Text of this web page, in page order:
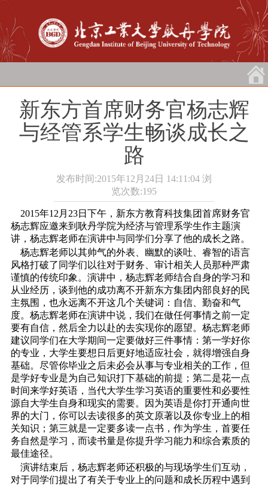
新东方首席财务官杨志辉
与经管系学生畅谈成长之
路
发布时间:2015年12月24日 14:11:04 浏
览次数:195
2015年12月23日下午，新东方教育科技集团首席财务官
杨志辉应邀来到耿丹学院为经济与管理系学生作主题演
讲，杨志辉老师在演讲中与同学们分享了他的成长之路。
杨志辉老师以其帅气的外表、幽默的谈吐、睿智的语言
风格打破了同学们以往对于财务、审计相关人员那种严肃
谨慎的传统印象。演讲中，杨志辉老师结合自身的学习和
从业经历，谈到他的成功离不开新东方集团内部良好的民
主氛围，也永远离不开这几个关键词：自信、勤奋和气
度。杨志辉老师在演讲中说，我们在做任何事情之前一定
要有自信，然后全力以赴的去实现你的愿望。杨志辉老师
建议同学们在大学期间一定要做好三件事情：第一学好你
的专业，大学生要想日后更好地适应社会，就得增强自身
基础。尽管你毕业之后未必会从事与专业相关的工作，但
是学好专业是为自己知识打下基础的前提；第二是花一点
时间来学好英语，当代大学生学习英语的重要性和必要性
源自大学生自身和现实的需要。因为英语是你打开通向世
界的大门，你可以去读很多的英文原著以及你专业上的相
关知识；第三就是一定要多读一点书，作为学生，首要任
务自然是学习，而读书量是你提升学习能力和综合素质的
最佳途径。
演讲结束后，杨志辉老师还积极的与现场学生们互动，
对于同学们提出了有关于专业上的问题和成长历程中遇到